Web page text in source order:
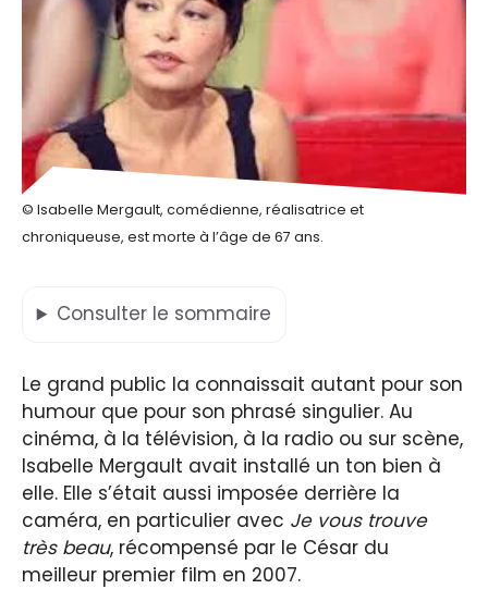
© Isabelle Mergault, comédienne, réalisatrice et
chroniqueuse, est morte à l’âge de 67 ans.
Consulter le sommaire
Le grand public la connaissait autant pour son
humour que pour son phrasé singulier. Au
cinéma, à la télévision, à la radio ou sur scène,
Isabelle Mergault avait installé un ton bien à
elle. Elle s’était aussi imposée derrière la
caméra, en particulier avec Je vous trouve
très beau, récompensé par le César du
meilleur premier film en 2007.